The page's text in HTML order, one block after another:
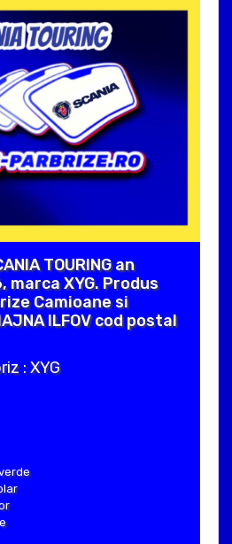
TOURING an
XYG. Produs
Camioane si
ILFOV cod postal
: XYG